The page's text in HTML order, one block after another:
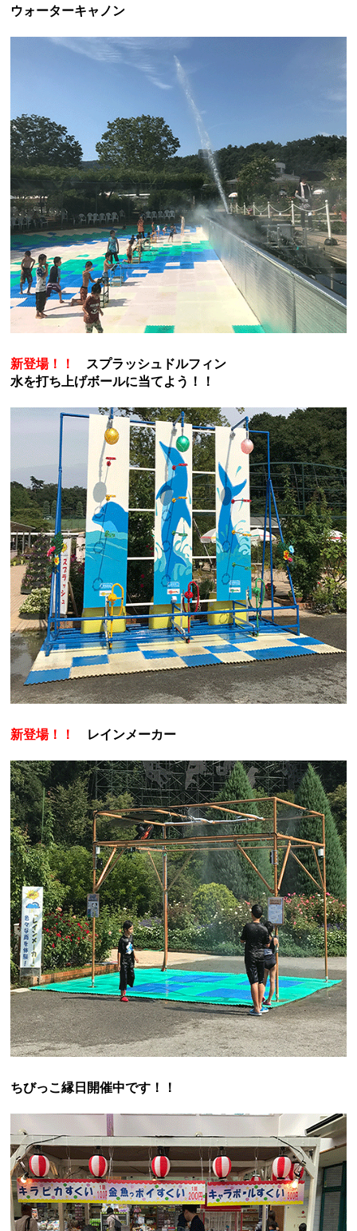
ウォーターキャノン
新登場！！
スプラッシュドルフィン
水を打ち上げボールに当てよう！！
新登場！！ レインメーカー
ちびっこ縁日開催中です！！